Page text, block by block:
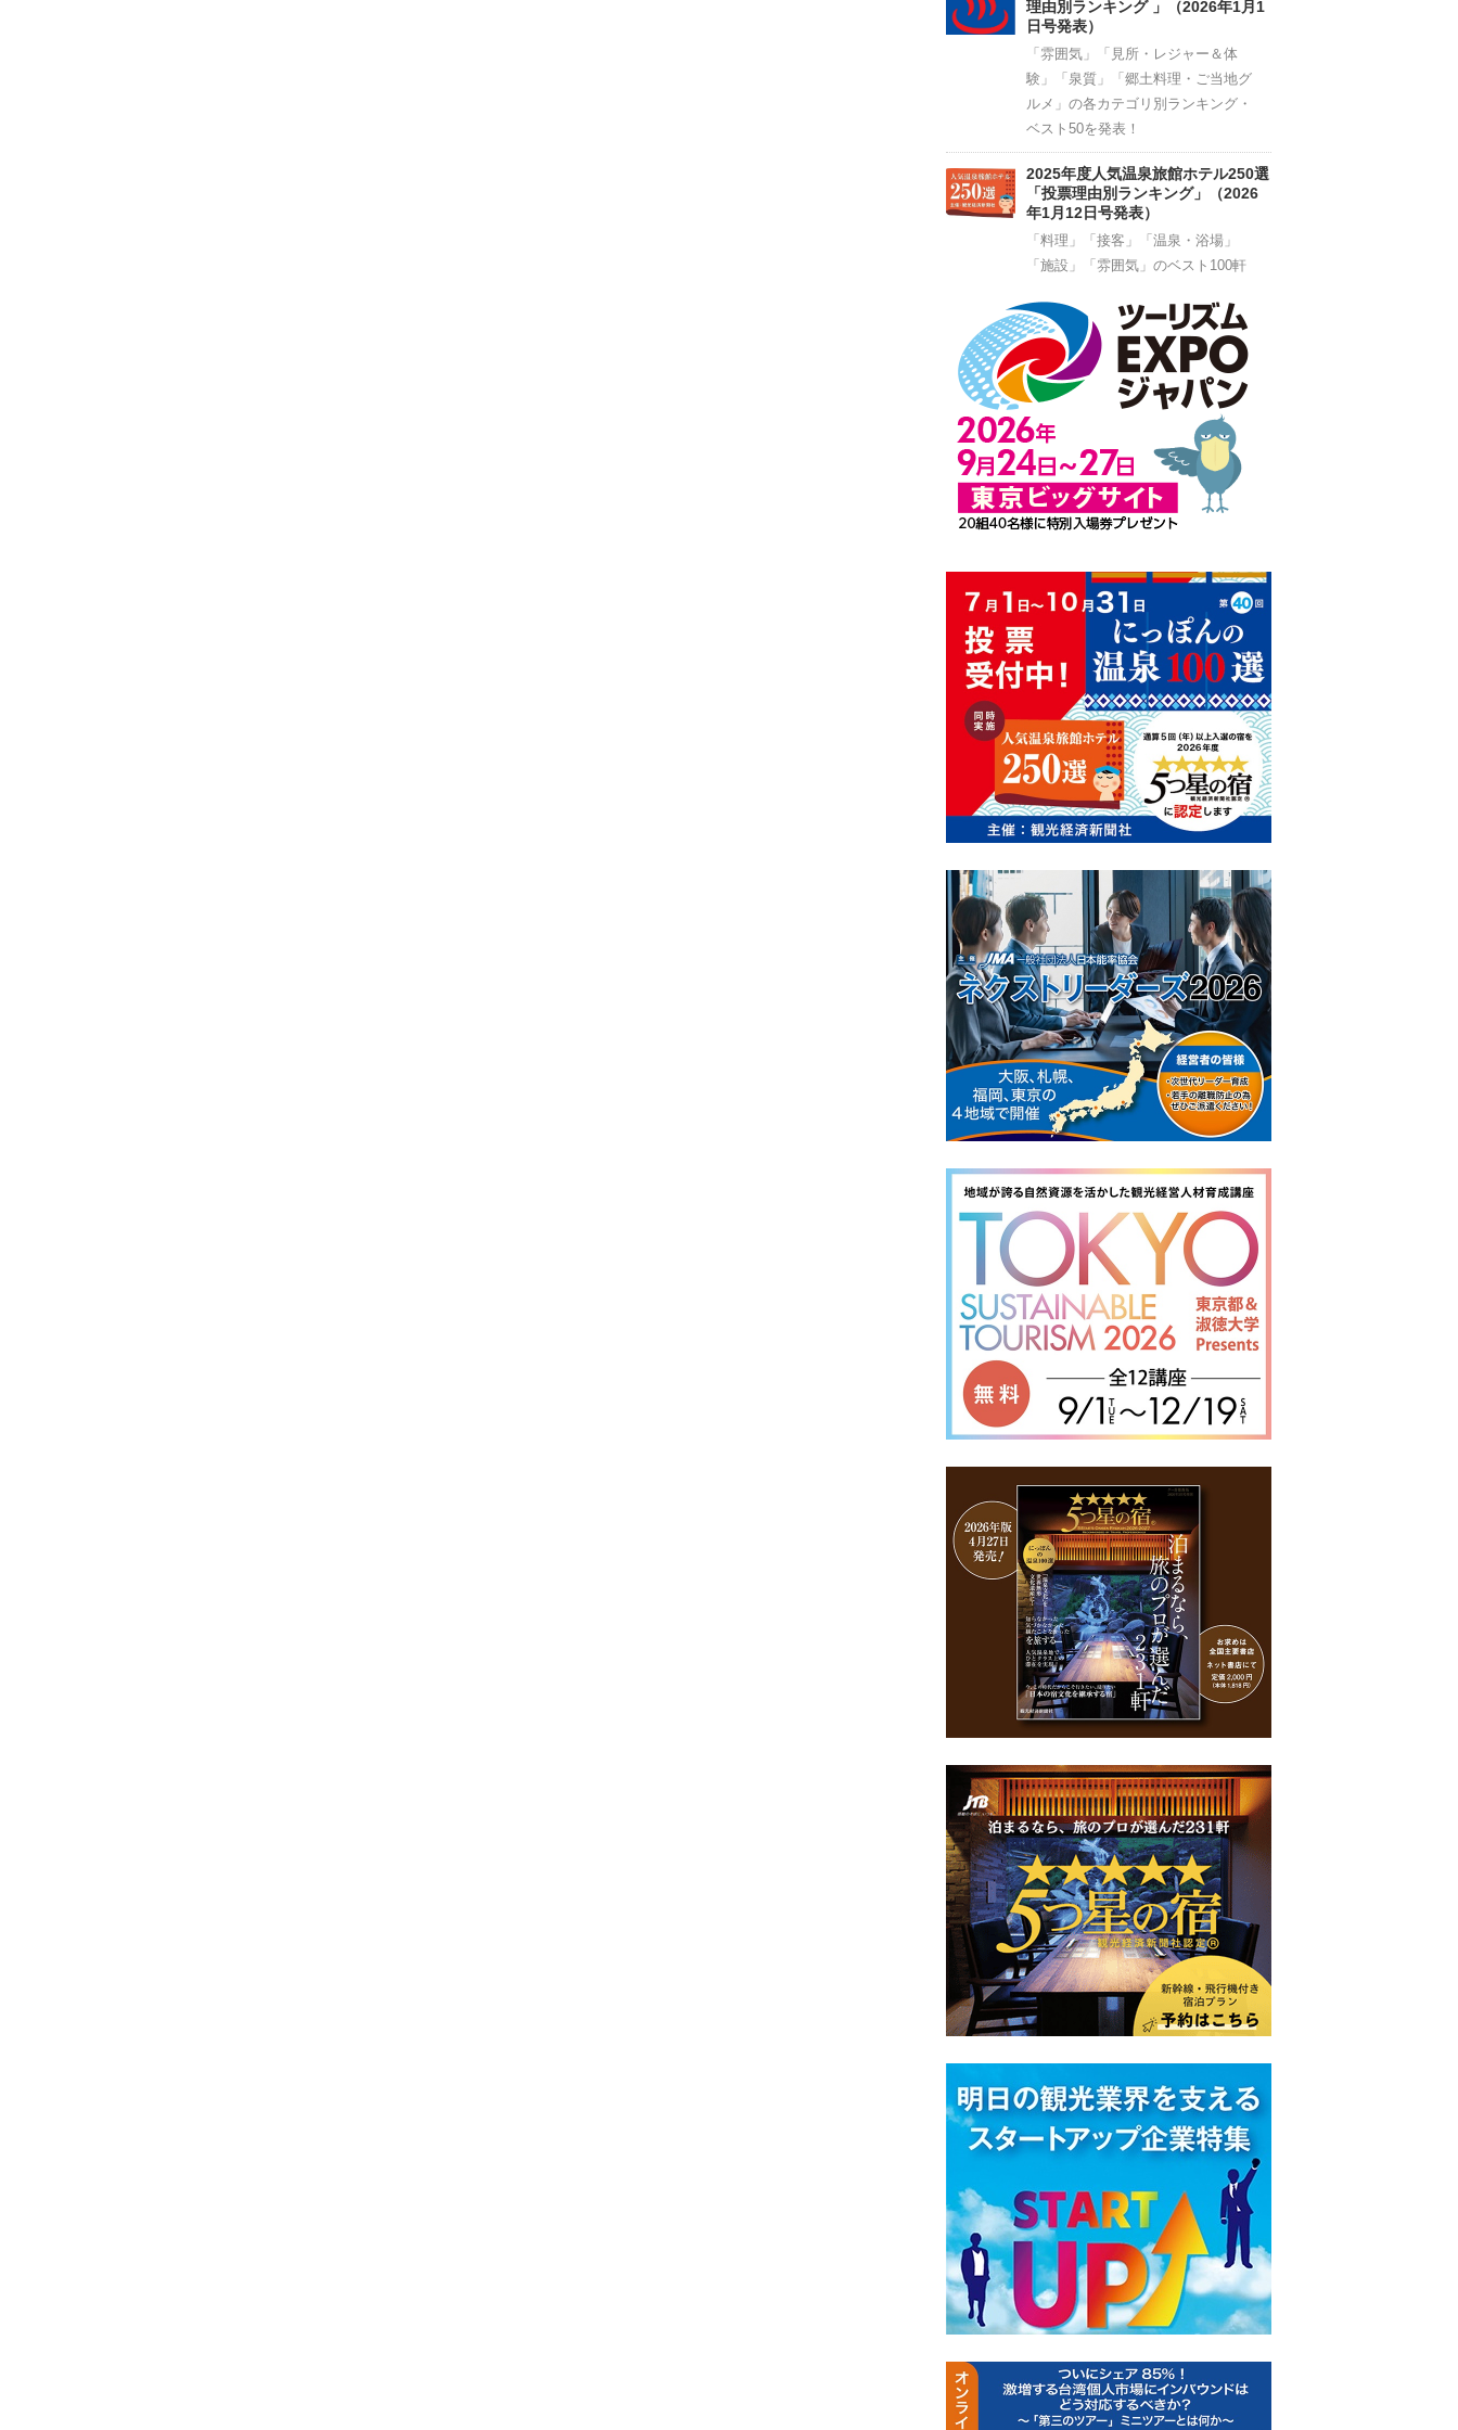
理由別ランキング 」（2026年1月1
日号発表）
「雰囲気」「見所・レジャー＆体
験」「泉質」「郷土料理・ご当地グ
ルメ」の各カテゴリ別ランキング・
ベスト50を発表！
2025年度人気温泉旅館ホテル250選
「投票理由別ランキング」（2026
年1月12日号発表）
「料理」「接客」「温泉・浴場」
「施設」「雰囲気」のベスト100軒